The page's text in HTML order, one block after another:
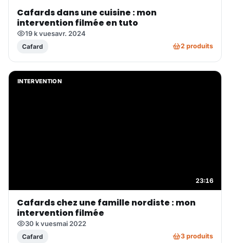
Cafards dans une cuisine : mon
intervention filmée en tuto
19 k vuesavr. 2024
Cafard 2 produits
23:16
INTERVENTION
Cafards chez une famille nordiste : mon
intervention filmée
30 k vuesmai 2022
Cafard 3 produits